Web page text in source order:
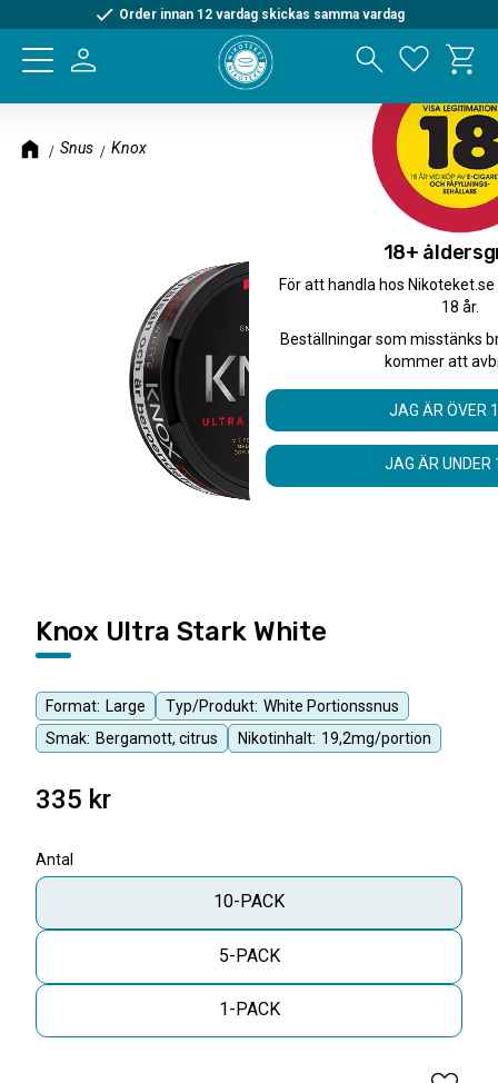
Meny
Order innan 12 vardag skickas samma vardag
Snus Knox
Format: Large Typ/Produkt: White Portionssnus
Smak: Bergamott, citrus Nikotinhalt: 19,2mg/portion
Knox Ultra Stark White
335 kr
Antal
10-PACK
5-PACK
1-PACK
18+
För att handla hos
18 år.
Beställningar som misstänks
kommer att
JAG ÄR ÖVER
JAG ÄR UNDER